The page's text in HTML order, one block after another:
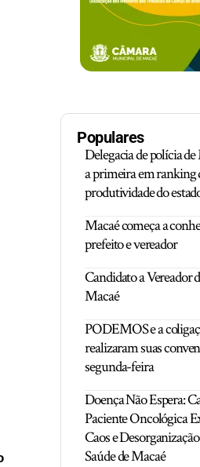
Populares
Delegacia de polícia de
a primeira em ranking
produtividade do
Macaé começa a
prefeito e vereador
Candidato a Vereador
Macaé
PODEMOS e a
realizaram suas
segunda-feira
Doença Não Espera:
Paciente Oncológica
Caos e
Saúde de Macaé